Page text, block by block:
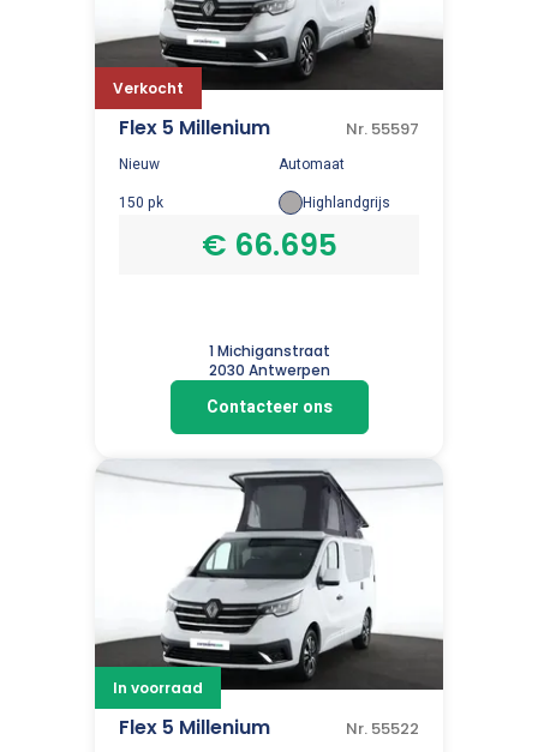
Verkocht
Flex 5 Millenium Nr. 55597
Nieuw
Automaat
150 pk
Highlandgrijs
€ 66.695
1 Michiganstraat
2030 Antwerpen
Contacteer ons
In voorraad
Flex 5 Millenium Nr. 55522